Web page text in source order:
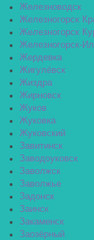
Железноводск
Железногорск
Железногорск
Железногорск-
Жердевка
Жигулёвск
Жиздра
Жирновск
Жуков
Жуковка
Жуковский
Завитинск
Заводоуковск
Заволжск
Заволжье
Задонск
Заинск
Закаменск
Заозёрный